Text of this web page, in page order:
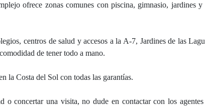
ofrece zonas comunes con piscina, gimnasio, jardines y
centros de salud y accesos a la A-7, Jardines de las
de tener todo a mano.
la Costa del Sol con todas las garantías.
o concertar una visita, no dude en contactar con los